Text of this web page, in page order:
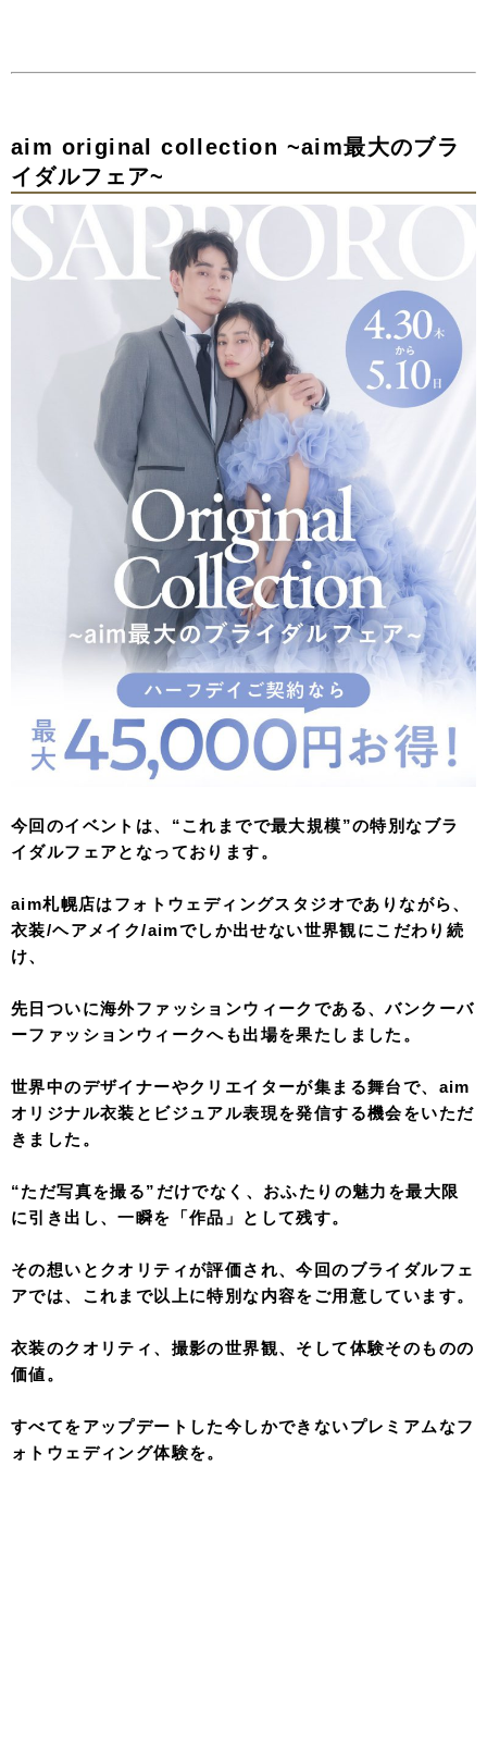
aim original collection ~aim最大のブラ
イダルフェア~
今回のイベントは、“これまでで最大規模”の特別なブラ
イダルフェアとなっております。
aim札幌店はフォトウェディングスタジオでありながら、
衣装/ヘアメイク/aimでしか出せない世界観にこだわり続
け、
先日ついに海外ファッションウィークである、バンクーバ
ーファッションウィークへも出場を果たしました。
世界中のデザイナーやクリエイターが集まる舞台で、aim
オリジナル衣装とビジュアル表現を発信する機会をいただ
きました。
“ただ写真を撮る”だけでなく、おふたりの魅力を最大限
に引き出し、一瞬を「作品」として残す。
その想いとクオリティが評価され、今回のブライダルフェ
アでは、これまで以上に特別な内容をご用意しています。
衣装のクオリティ、撮影の世界観、そして体験そのものの
価値。
すべてをアップデートした今しかできないプレミアムなフ
ォトウェディング体験を。